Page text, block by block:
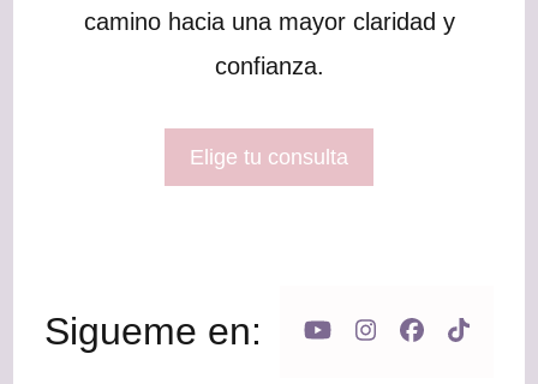
camino hacia una mayor claridad y
confianza.
Elige tu consulta
Sigueme en: